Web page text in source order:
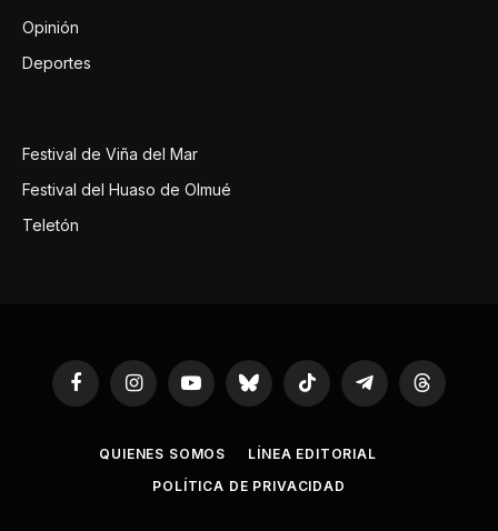
Opinión
Deportes
Festival de Viña del Mar
Festival del Huaso de Olmué
Teletón
FacebookInstagramYouTubeBluesky TikTok TelegramThreads
QUIENES SOMOS
LÍNEA EDITORIAL
POLÍTICA DE PRIVACIDAD